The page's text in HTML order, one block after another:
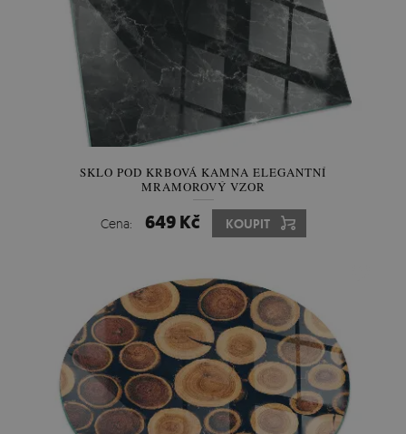
SKLO POD KRBOVÁ KAMNA ELEGANTNÍ
MRAMOROVÝ VZOR
Cena: 649 Kč KOUPIT